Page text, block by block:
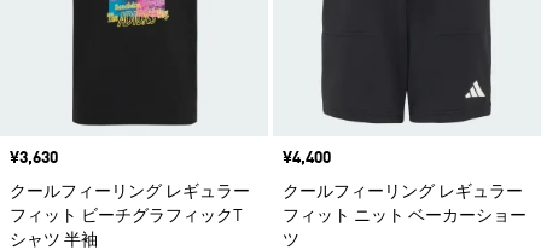
価格
¥3,630
クールフィーリング レギュラー
フィット ビーチグラフィックT
シャツ 半袖
価格
¥4,400
クールフィーリング レギュラー
フィット ニット ベーカーショー
ツ